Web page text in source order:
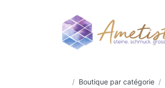
Accueil
Boutique par catégorie